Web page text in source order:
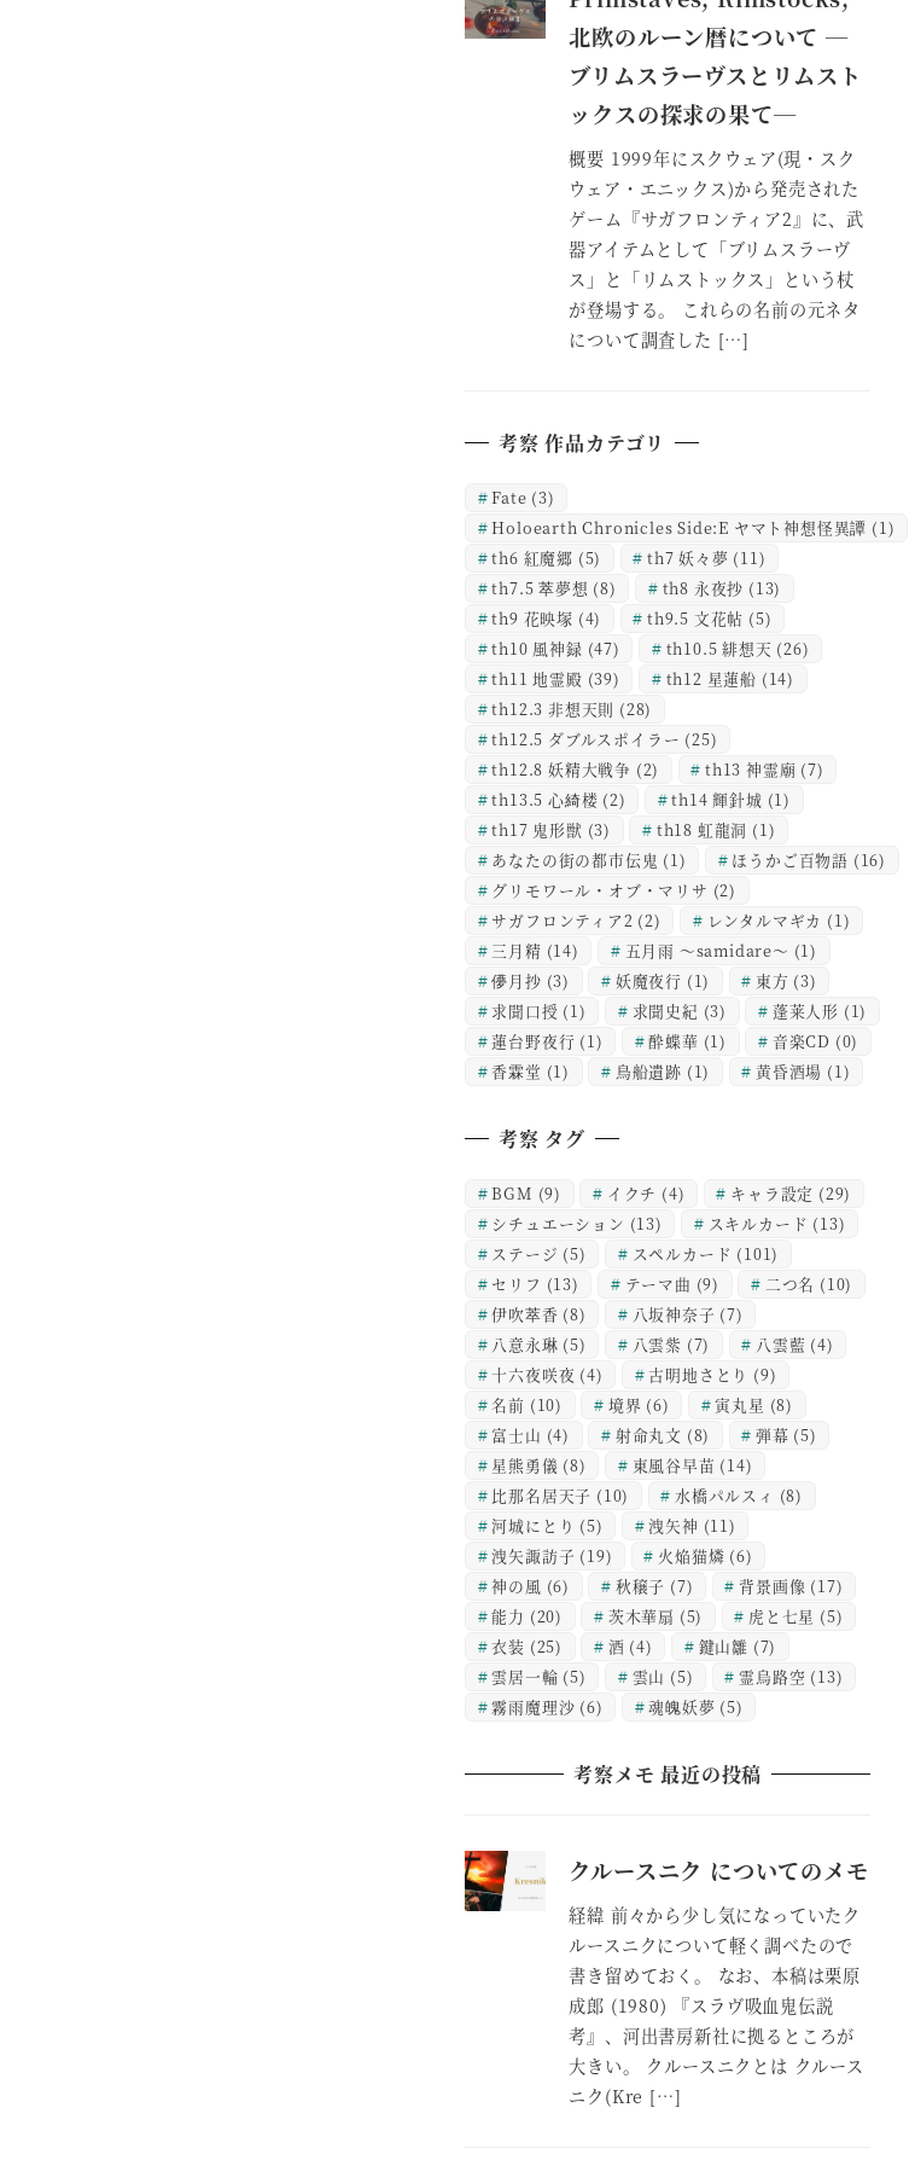
北欧のルーン暦について ―
ブリムスラーヴスとリムスト
ックスの探求の果て―
概要 1999年にスクウェア(現・スク
ウェア・エニックス)から発売された
ゲーム『サガフロンティア2』に、武
器アイテムとして「ブリムスラーヴ
ス」と「リムストックス」という杖
が登場する。 これらの名前の元ネタ
について調査した […]
考察 作品カテゴリ
Fate (3)
Holoearth Chronicles Side:E ヤマト神想怪異譚 (1)
th6 紅魔郷 (5) th7 妖々夢 (11)
th7.5 萃夢想 (8) th8 永夜抄 (13)
th9 花映塚 (4) th9.5 文花帖 (5)
th10 風神録 (47) th10.5 緋想天 (26)
th11 地霊殿 (39) th12 星蓮船 (14)
th12.3 非想天則 (28)
th12.5 ダブルスポイラー (25)
th12.8 妖精大戦争 (2) th13 神霊廟 (7)
th13.5 心綺楼 (2) th14 輝針城 (1)
th17 鬼形獣 (3) th18 虹龍洞 (1)
あなたの街の都市伝鬼 (1) ほうかご百物語 (16)
グリモワール・オブ・マリサ (2)
サガフロンティア2 (2) レンタルマギカ (1)
三月精 (14) 五月雨 ～samidare～ (1)
儚月抄 (3) 妖魔夜行 (1) 東方 (3)
求聞口授 (1) 求聞史紀 (3) 蓬莱人形 (1)
蓮台野夜行 (1) 酔蝶華 (1) 音楽CD (0)
香霖堂 (1) 鳥船遺跡 (1) 黄昏酒場 (1)
考察 タグ
BGM (9) イクチ (4) キャラ設定 (29)
シチュエーション (13) スキルカード (13)
ステージ (5) スペルカード (101)
セリフ (13) テーマ曲 (9) 二つ名 (10)
伊吹萃香 (8) 八坂神奈子 (7)
八意永琳 (5) 八雲紫 (7) 八雲藍 (4)
十六夜咲夜 (4) 古明地さとり (9)
名前 (10) 境界 (6) 寅丸星 (8)
富士山 (4) 射命丸文 (8) 弾幕 (5)
星熊勇儀 (8) 東風谷早苗 (14)
比那名居天子 (10) 水橋パルスィ (8)
河城にとり (5) 洩矢神 (11)
洩矢諏訪子 (19) 火焔猫燐 (6)
神の風 (6) 秋穣子 (7) 背景画像 (17)
能力 (20) 茨木華扇 (5) 虎と七星 (5)
衣装 (25) 酒 (4) 鍵山雛 (7)
雲居一輪 (5) 雲山 (5) 霊烏路空 (13)
霧雨魔理沙 (6) 魂魄妖夢 (5)
考察メモ 最近の投稿
クルースニク についてのメモ
経緯 前々から少し気になっていたク
ルースニクについて軽く調べたので
書き留めておく。 なお、本稿は栗原
成郎 (1980) 『スラヴ吸血鬼伝説
考』、河出書房新社に拠るところが
大きい。 クルースニクとは クルース
ニク(Kre […]